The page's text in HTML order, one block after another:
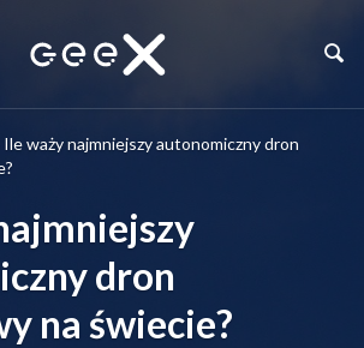
Ile waży najmniejszy autonomiczny dron
dron
na świecie?